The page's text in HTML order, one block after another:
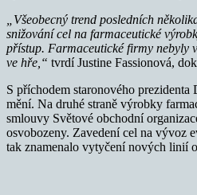
„Všeobecný trend posledních
snižování cel na farmaceutické
přístup. Farmaceutické firmy nebyly
ve hře,“ tvrdí Justine Fassionová,
S příchodem staronového prezidenta
mění. Na druhé straně výrobky
smlouvy Světové obchodní
osvobozeny. Zavedení cel na vývoz
tak znamenalo vytyčení nových linií